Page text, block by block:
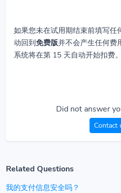
如果您未在试用期结束前填写任
动回到免费版并不会产生任何费
系统将在第 15 天自动开始扣费。
Did not answer
Contact
Related Questions
我的支付信息安全吗？